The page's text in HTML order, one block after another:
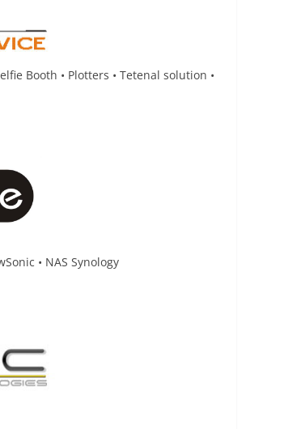
Booth • Plotters • Tetenal solution •
• NAS Synology